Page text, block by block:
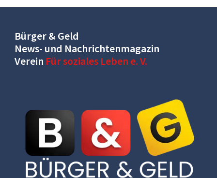
Bürger & Geld
News- und Nachrichtenmagazin
Verein Für soziales Leben e. V.